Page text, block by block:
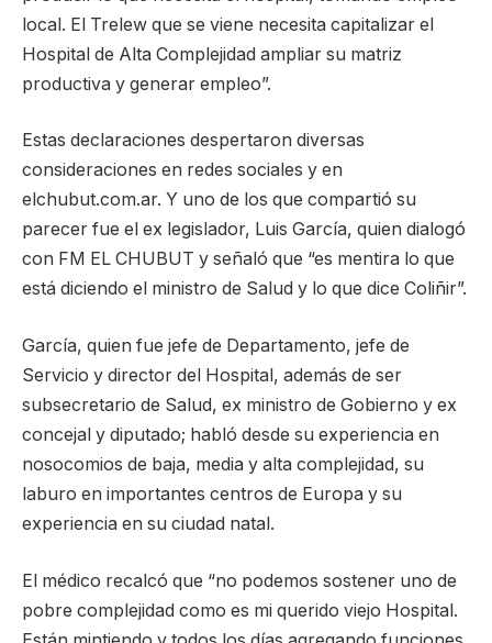
local. El Trelew que se viene necesita capitalizar el
Hospital de Alta Complejidad ampliar su matriz
productiva y generar empleo”.
Estas declaraciones despertaron diversas
consideraciones en redes sociales y en
elchubut.com.ar. Y uno de los que compartió su
parecer fue el ex legislador, Luis García, quien dialogó
con FM EL CHUBUT y señaló que “es mentira lo que
está diciendo el ministro de Salud y lo que dice Coliñir”.
García, quien fue jefe de Departamento, jefe de
Servicio y director del Hospital, además de ser
subsecretario de Salud, ex ministro de Gobierno y ex
concejal y diputado; habló desde su experiencia en
nosocomios de baja, media y alta complejidad, su
laburo en importantes centros de Europa y su
experiencia en su ciudad natal.
El médico recalcó que “no podemos sostener uno de
pobre complejidad como es mi querido viejo Hospital.